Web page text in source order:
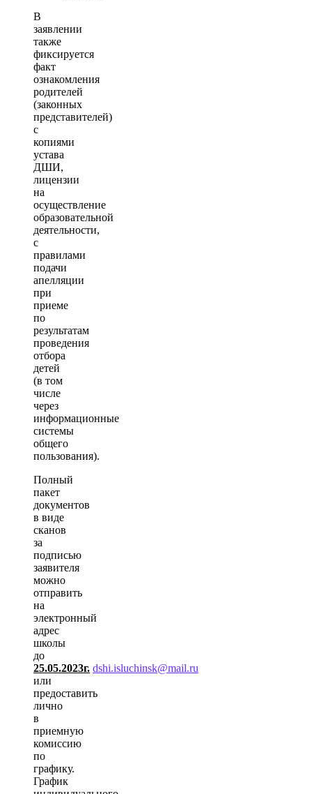
В
заявлении
также
фиксируется
факт
ознакомления
родителей
(законных
представителей)
с
копиями
устава
ДШИ,
лицензии
на
осуществление
образовательной
деятельности,
с
правилами
подачи
апелляции
при
приеме
по
результатам
проведения
отбора
детей
(в том
числе
через
информационные
системы
общего
пользования).
Полный
пакет
документов
в виде
сканов
за
подписью
заявителя
можно
отправить
на
электронный
адрес
школы
до
25.05.2023г. dshi.isluchinsk@mail.ru
или
предоставить
лично
в
приемную
комиссию
по
графику.
График